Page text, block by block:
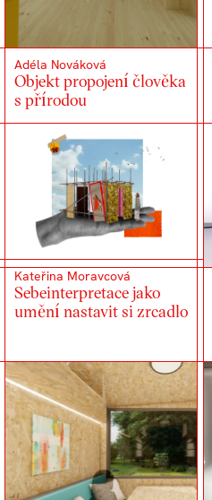
Adéla Nováková
Objekt propojení člověka
s přírodou
Kateřina Moravcová
Sebeinterpretace jako
umění nastavit si zrcadlo